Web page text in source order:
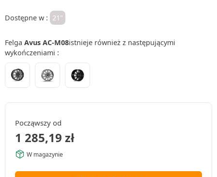
Dostępne w : 21"
Felga Avus AC-M08istnieje również z następującymi
wykończeniami :
Począwszy od
1 285,19 zł
W magazynie